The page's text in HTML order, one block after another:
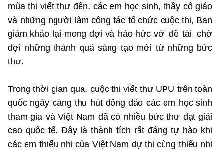
Điều khoản sử dụng Theo dõi MST: Góp ý
Cơ quan chủ quản: Bộ Khoa học và Công nghệ (MST)
Chịu trách nhiệm nội dung: Nguyễn Thị Hải Hằng
Giám đốc Trung tâm Truyền thông Khoa học và Công nghệ.
Điện thoại: 024 3936 9506
Email: stc@mst.gov.vn
©2026 Bản quyền thuộc Bộ Khoa Học và Công Nghệ
(Ghi rõ nguồn "https://mst.gov.vn" khi phát hành lại thông tin từ
website này)
mùa thi viết thư đến, các em học sinh, thầy cô giáo
và những người làm công tác tổ chức cuộc thi, Ban
giám khảo lại mong đợi và háo hức với đề tài, chờ
đợi những thành quả sáng tạo mới từ những bức
thư.
Trong thời gian qua, cuộc thi viết thư UPU trên toàn
quốc ngày càng thu hút đông đảo các em học sinh
tham gia và Việt Nam đã có nhiều bức thư đạt giải
cao quốc tế. Đây là thành tích rất đáng tự hào khi
các em thiếu nhi của Việt Nam dự thi cùng thiếu nhi